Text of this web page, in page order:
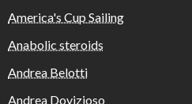
America's Cup Sailing
Anabolic steroids
Andrea Belotti
Andrea Dovizioso